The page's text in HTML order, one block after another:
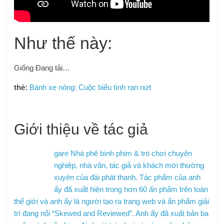
Như thế này:
Giống Đang tải…
thẻ: Bánh xe nóng: Cuộc biểu tình rạn nứt
Giới thiệu về tác giả
gare Nhà phê bình phim & trò chơi chuyên
nghiệp, nhà văn, tác giả và khách mời thường
xuyên của đài phát thanh. Tác phẩm của anh
ấy đã xuất hiện trong hơn 60 ấn phẩm trên toàn
thế giới và anh ấy là người tạo ra trang web và ấn phẩm giải
trí đang nổi “Skewed and Reviewed”. Anh ấy đã xuất bản ba